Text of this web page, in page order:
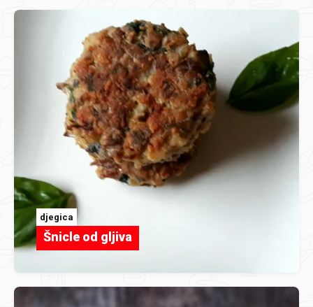
djegica
Šnicle od gljiva